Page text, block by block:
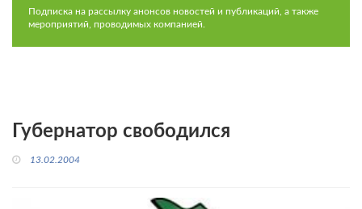
Подписка на рассылку анонсов новостей и публикаций, а также
мероприятий, проводимых компанией.
Губернатор свободился
13.02.2004